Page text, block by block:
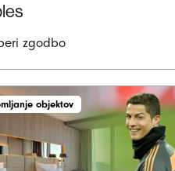
zgodbo
objektov